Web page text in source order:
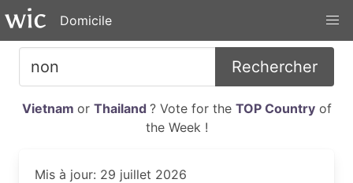
Domicile
Rechercher
Vietnam or Thailand ? Vote for the TOP Countryof
the Week !
Mis à jour: 29 juillet 2026